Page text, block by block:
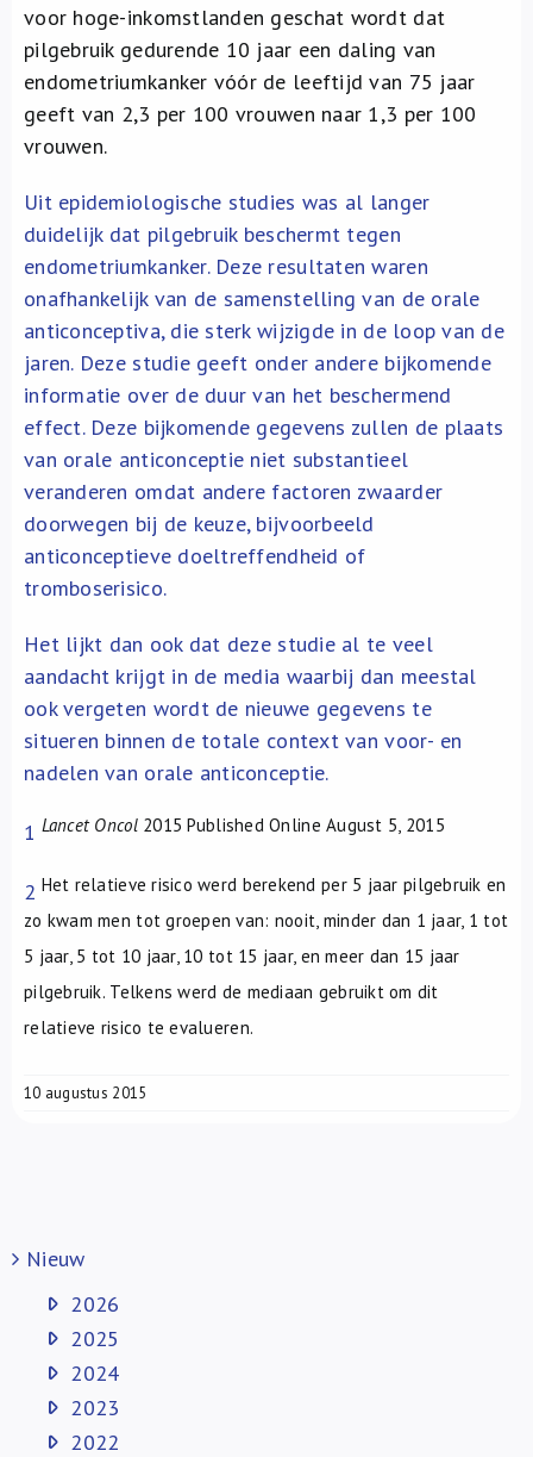
voor hoge-inkomstlanden geschat wordt dat
pilgebruik gedurende 10 jaar een daling van
endometriumkanker vóór de leeftijd van 75 jaar
geeft van 2,3 per 100 vrouwen naar 1,3 per 100
vrouwen.
Uit epidemiologische studies was al langer
duidelijk dat pilgebruik beschermt tegen
endometriumkanker. Deze resultaten waren
onafhankelijk van de samenstelling van de orale
anticonceptiva, die sterk wijzigde in de loop van de
jaren. Deze studie geeft onder andere bijkomende
informatie over de duur van het beschermend
effect. Deze bijkomende gegevens zullen de plaats
van orale anticonceptie niet substantieel
veranderen omdat andere factoren zwaarder
doorwegen bij de keuze, bijvoorbeeld
anticonceptieve doeltreffendheid of
tromboserisico.
Het lijkt dan ook dat deze studie al te veel
aandacht krijgt in de media waarbij dan meestal
ook vergeten wordt de nieuwe gegevens te
situeren binnen de totale context van voor- en
nadelen van orale anticonceptie.
1 Lancet Oncol 2015 Published Online August 5, 2015
2 Het relatieve risico werd berekend per 5 jaar pilgebruik en
zo kwam men tot groepen van: nooit, minder dan 1 jaar, 1 tot
5 jaar, 5 tot 10 jaar, 10 tot 15 jaar, en meer dan 15 jaar
pilgebruik. Telkens werd de mediaan gebruikt om dit
relatieve risico te evalueren.
10 augustus 2015
Nieuw
2026
2025
2024
2023
2022